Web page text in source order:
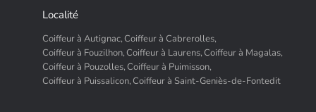
Localité
Coiffeur à Autignac, Coiffeur à Cabrerolles,
Coiffeur à Fouzilhon, Coiffeur à Laurens, Coiffeur à Magalas,
Coiffeur à Pouzolles, Coiffeur à Puimisson,
Coiffeur à Puissalicon, Coiffeur à Saint-Geniès-de-Fontedit